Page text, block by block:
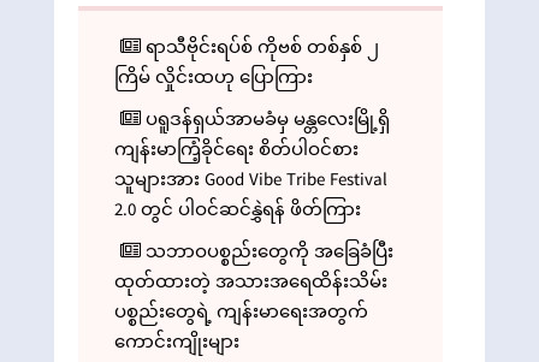
ရာသီဗိုင်းရပ်စ် ကိုဗစ် တစ်နှစ် ၂
ကြိမ် လှိုင်းထဟု ပြောကြား
ပရူဒန်ရှယ်အာမခံမှ မန္တလေးမြို့ရှိ
ကျန်းမာကြံ့ခိုင်ရေး စိတ်ပါဝင်စား
သူများအား Good Vibe Tribe Festival
2.0 တွင် ပါဝင်ဆင်နွှဲရန် ဖိတ်ကြား
သဘာဝပစ္စည်းတွေကို အခြေခံပြီး
ထုတ်ထားတဲ့ အသားအရေထိန်းသိမ်း
ပစ္စည်းတွေရဲ့ ကျန်းမာရေးအတွက်
ကောင်းကျိုးများ